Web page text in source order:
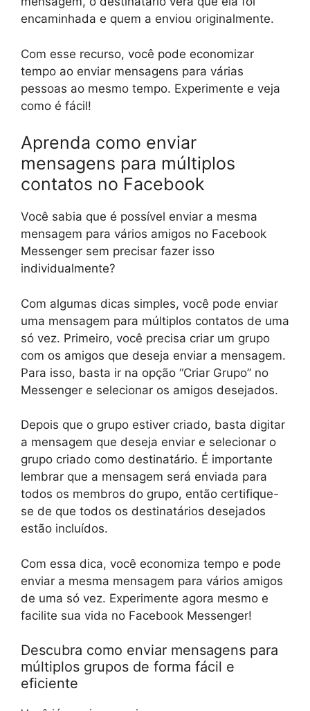
encaminhada e quem a enviou originalmente.
Com esse recurso, você pode economizar
tempo ao enviar mensagens para várias
pessoas ao mesmo tempo. Experimente e veja
como é fácil!
Aprenda como enviar
mensagens para múltiplos
contatos no Facebook
Você sabia que é possível enviar a mesma
mensagem para vários amigos no Facebook
Messenger sem precisar fazer isso
individualmente?
Com algumas dicas simples, você pode enviar
uma mensagem para múltiplos contatos de uma
só vez. Primeiro, você precisa criar um grupo
com os amigos que deseja enviar a mensagem.
Para isso, basta ir na opção “Criar Grupo” no
Messenger e selecionar os amigos desejados.
Depois que o grupo estiver criado, basta digitar
a mensagem que deseja enviar e selecionar o
grupo criado como destinatário. É importante
lembrar que a mensagem será enviada para
todos os membros do grupo, então certifique-
se de que todos os destinatários desejados
estão incluídos.
Com essa dica, você economiza tempo e pode
enviar a mesma mensagem para vários amigos
de uma só vez. Experimente agora mesmo e
facilite sua vida no Facebook Messenger!
Descubra como enviar mensagens para
múltiplos grupos de forma fácil e
eficiente